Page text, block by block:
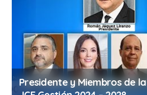
Presidente y Miembros de la